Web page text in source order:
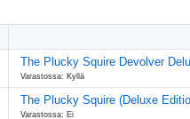
The Plucky Squire Devolver
Varastossa: Kyllä
The Plucky Squire (Deluxe
Varastossa: Ei